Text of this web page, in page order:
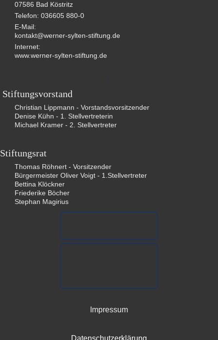
07586 Bad Köstritz
Telefon: 036605 880-0
E-Mail:
kontakt@werner-sylten-stiftung.de
Internet:
www.werner-sylten-stiftung.de
Stiftungsvorstand
Christian Lippmann - Vorstandsvorsitzender
Denise Kühn - 1. Stellvertreterin
Michael Kramer - 2. Stellvertreter
Stiftungsrat
Thomas Röhnert - Vorsitzender
Bürgermeister Oliver Voigt - 1.Stellvertreter
Bettina Klöckner
Friederike Böcher
Stephan Magirius
Impressum
Datenschutzerklärung